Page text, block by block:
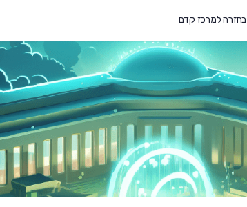
בחזרה למרכז קדם